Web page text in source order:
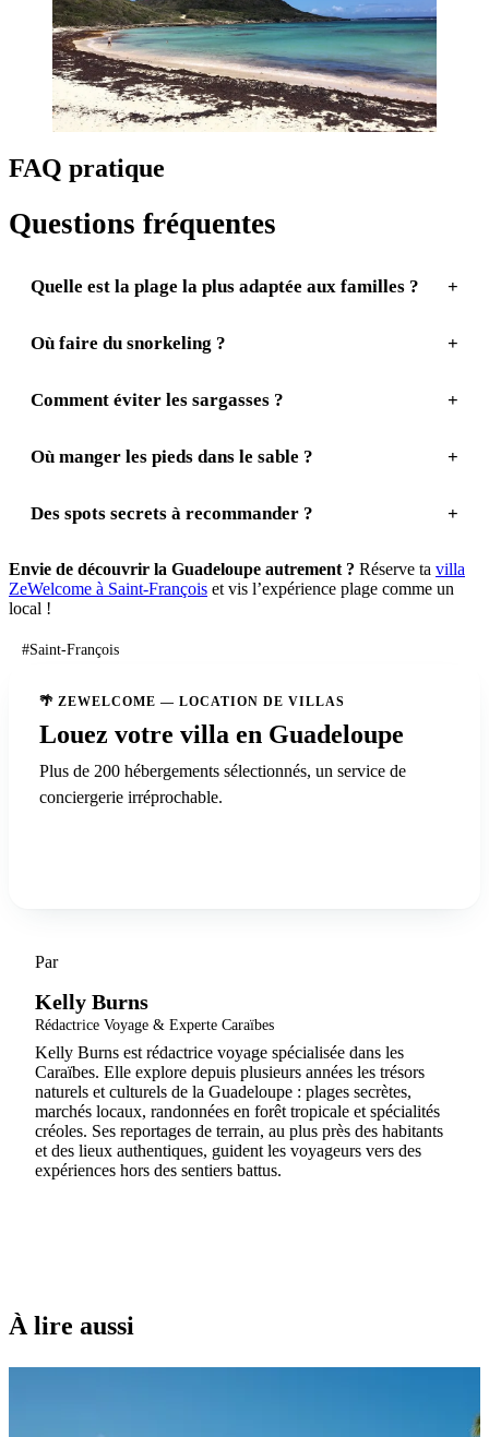
FAQ pratique
Questions fréquentes
Quelle est la plage la plus adaptée aux familles ?
Où faire du snorkeling ?
Comment éviter les sargasses ?
Où manger les pieds dans le sable ?
Des spots secrets à recommander ?
Envie de découvrir la Guadeloupe autrement ? Réserve ta villa
ZeWelcome à Saint-François et vis l’expérience plage comme un
local !
#Saint-François
🌴 ZEWELCOME — LOCATION DE VILLAS
Louez votre villa en Guadeloupe
Plus de 200 hébergements sélectionnés, un service de
conciergerie irréprochable.
Par
Kelly Burns
Rédactrice Voyage & Experte Caraïbes
Kelly Burns est rédactrice voyage spécialisée dans les
Caraïbes. Elle explore depuis plusieurs années les trésors
naturels et culturels de la Guadeloupe : plages secrètes,
marchés locaux, randonnées en forêt tropicale et spécialités
créoles. Ses reportages de terrain, au plus près des habitants
et des lieux authentiques, guident les voyageurs vers des
expériences hors des sentiers battus.
À lire aussi